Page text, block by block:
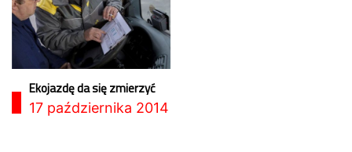
Ekojazdę da się zmierzyć
17 października 2014